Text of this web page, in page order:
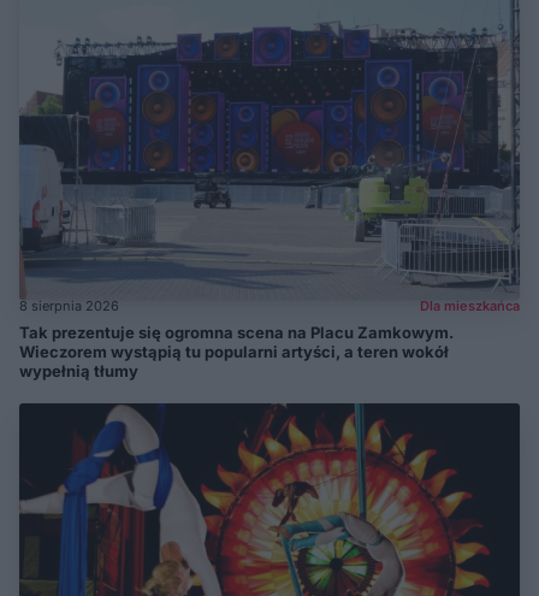
8 sierpnia 2026 Dla mieszkańca
Tak prezentuje się ogromna scena na Placu Zamkowym.
Wieczorem wystąpią tu popularni artyści, a teren wokół
wypełnią tłumy